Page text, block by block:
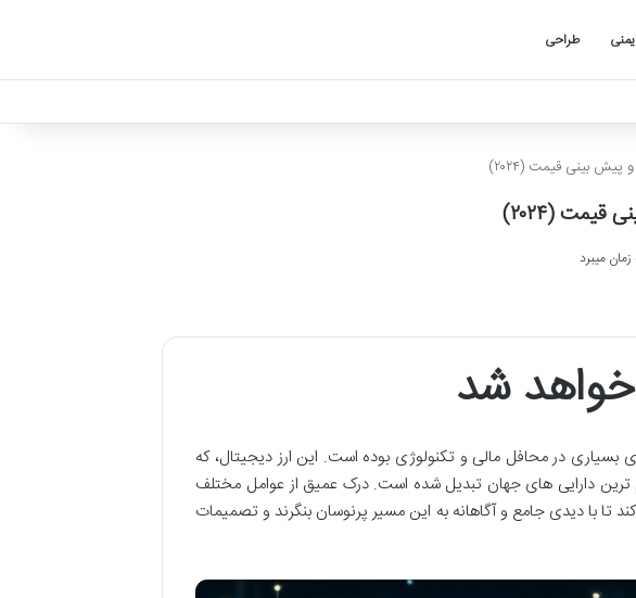
طراحی
بینی قیمت (۲۰۲۴)
(۲۰۲۴)
شد
در محافل مالی و تکنولوژی بوده است. این ارز دیجیتال، که
ترین دارایی های جهان تبدیل شده است. درک عمیق از عوامل مختلف
تا با دیدی جامع و آگاهانه به این مسیر پرنوسان بنگرند و تصمیمات